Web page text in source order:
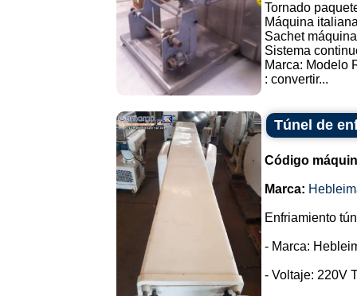
Tornado
Máquina
Sachet
Sistema
Marca: Modelo
: convertir...
Túnel de
Código
Marca:
Enfriamiento
- Marca:
- Voltaje: 220V